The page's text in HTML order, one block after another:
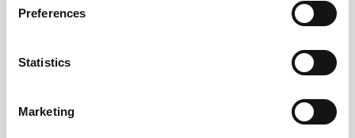
Preferences
Statistics
Marketing